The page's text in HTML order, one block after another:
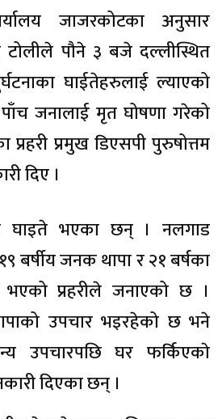
जाजरकोटका अनुसार
पौने ३ बजे दल्लीस्थित
घाईतेहरुलाई ल्याएको
जनालाई मृत घोषणा गरेको
प्रहरी प्रमुख डिएसपी पुरुषोत्तम
दिए ।
घाइते भएका छन् । नलगाड
बर्षीय जनक थापा र २१ बर्षका
प्रहरीले जनाएको छ ।
उपचार भइरहेको छ भने
उपचारपछि घर फर्किएकाे
दिएका छन् ।